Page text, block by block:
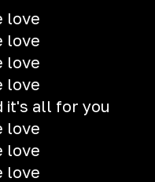
love
love
love
love
it's all for you
love
love
love